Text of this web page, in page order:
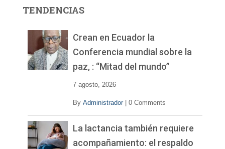
d
TENDENCIAS
Crean en Ecuador la
Conferencia mundial sobre la
paz, : “Mitad del mundo”
7 agosto, 2026
By Administrador 0 Comments
La lactancia también requiere
acompañamiento: el respaldo